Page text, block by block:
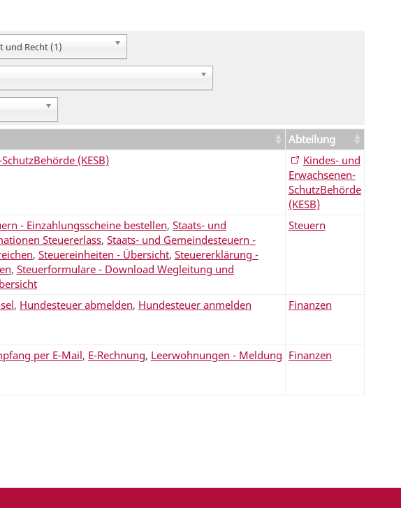
und Recht (1)
Abteilung
(KESB)
Kindes- und
Erwachsenen-
SchutzBehörde
(KESB)
- Einzahlungsscheine bestellen, Staats- und
Steuererlass, Staats- und Gemeindesteuern -
, Steuereinheiten - Übersicht, Steuererklärung -
, Steuerformulare - Download Wegleitung und
Steuern
, Hundesteuer abmelden, Hundesteuer anmelden Finanzen
per E-Mail, E-Rechnung, Leerwohnungen - Meldung Finanzen